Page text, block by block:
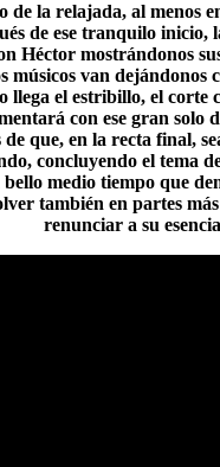
de la relajada, al menos
de ese tranquilo inicio,
Héctor mostrándonos
músicos van dejándonos
llega el estribillo, el corte
con ese gran solo
que, en la recta final,
concluyendo el tema
medio tiempo que
también en partes
renunciar a su